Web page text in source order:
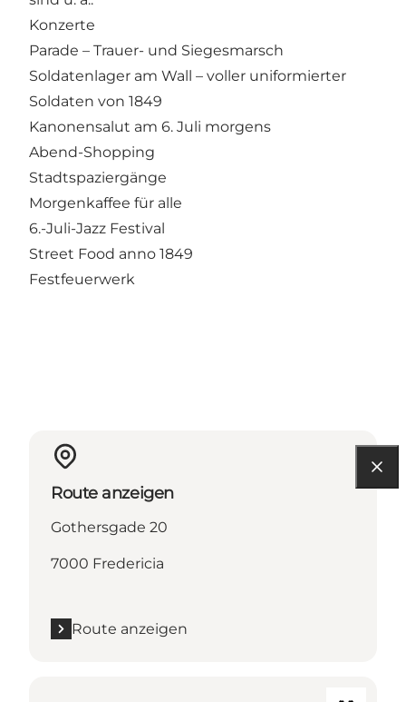
Konzerte
Parade – Trauer- und Siegesmarsch
Soldatenlager am Wall – voller uniformierter
Soldaten von 1849
Kanonensalut am 6. Juli morgens
Abend-Shopping
Stadtspaziergänge
Morgenkaffee für alle
6.-Juli-Jazz Festival
Street Food anno 1849
Festfeuerwerk
Route anzeigen
Gothersgade 20
7000 Fredericia
Route anzeigen